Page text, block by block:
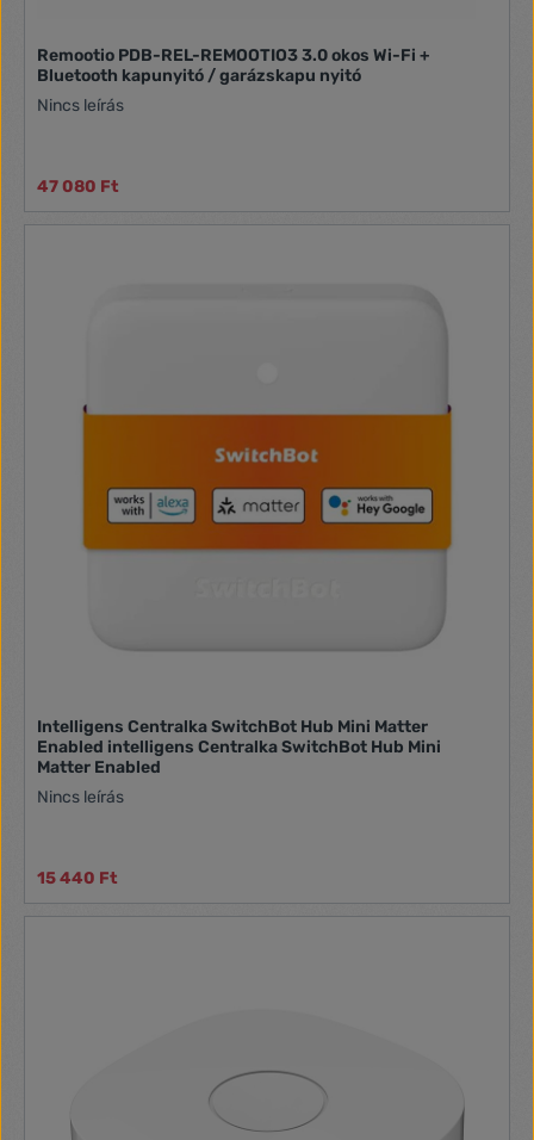
Remootio PDB-REL-REMOOTIO3 3.0 okos Wi-Fi +
Bluetooth kapunyitó / garázskapu nyitó
Nincs leírás
47 080 Ft
Intelligens Centralka SwitchBot Hub Mini Matter
Enabled intelligens Centralka SwitchBot Hub Mini
Matter Enabled
Nincs leírás
15 440 Ft